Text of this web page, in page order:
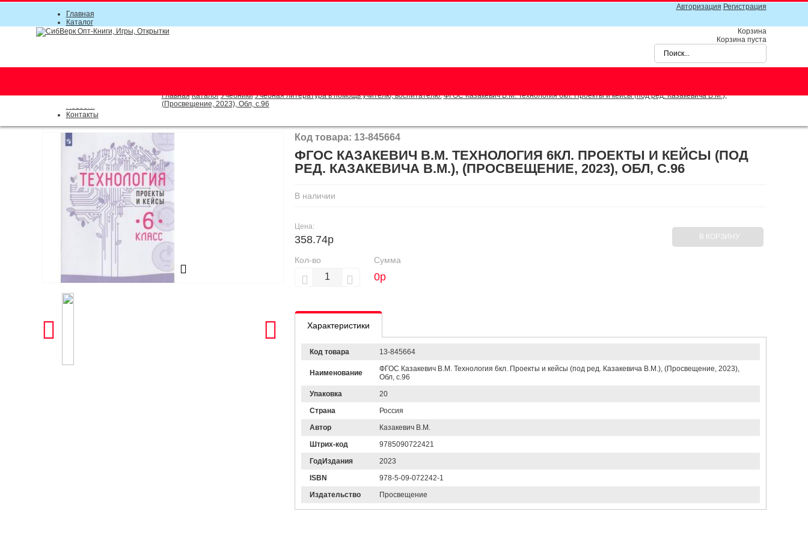
Авторизация Регистрация
Главная
Каталог
Прайс-листы
Доставка
Новости
Контакты
Корзина
Корзина пуста
Главная Каталог Учебники Учебная литература в помощь учителю, воспитателю. ФГОС Казакевич В.М. Технология 6кл. Проекты и кейсы (под ред. Казакевича В.М.),
(Просвещение, 2023), Обл, c.96
Код товара: 13-845664
ФГОС КАЗАКЕВИЧ В.М. ТЕХНОЛОГИЯ 6КЛ. ПРОЕКТЫ И КЕЙСЫ (ПОД
РЕД. КАЗАКЕВИЧА В.М.), (ПРОСВЕЩЕНИЕ, 2023), ОБЛ, C.96
В наличии
Цена:
358.74р
Кол-во Сумма
0р
В КОРЗИНУ
Характеристики
Код товара 13-845664
Наименование
ФГОС Казакевич В.М. Технология 6кл. Проекты и кейсы (под ред. Казакевича В.М.), (Просвещение, 2023),
Обл, c.96
Упаковка
20
Страна
Россия
Автор
Казакевич В.М.
Штрих-код
9785090722421
ГодИздания
2023
ISBN
978-5-09-072242-1
Издательство
Просвещение